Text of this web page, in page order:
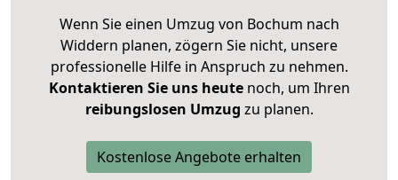
Wenn Sie einen Umzug von Bochum nach
Widdern planen, zögern Sie nicht, unsere
professionelle Hilfe in Anspruch zu nehmen.
Kontaktieren Sie uns heutenoch, um Ihren
reibungslosen Umzug zu planen.
Kostenlose Angebote erhalten